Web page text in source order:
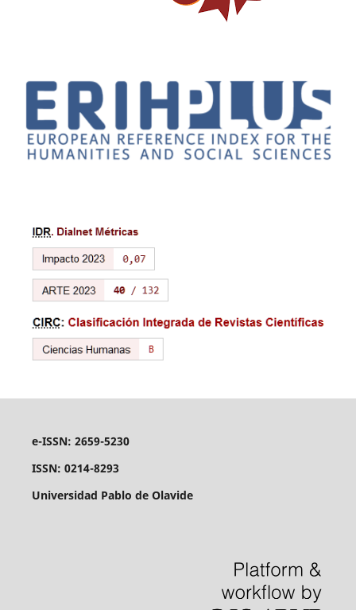
e-ISSN: 2659-5230
ISSN: 0214-8293
Universidad Pablo de Olavide